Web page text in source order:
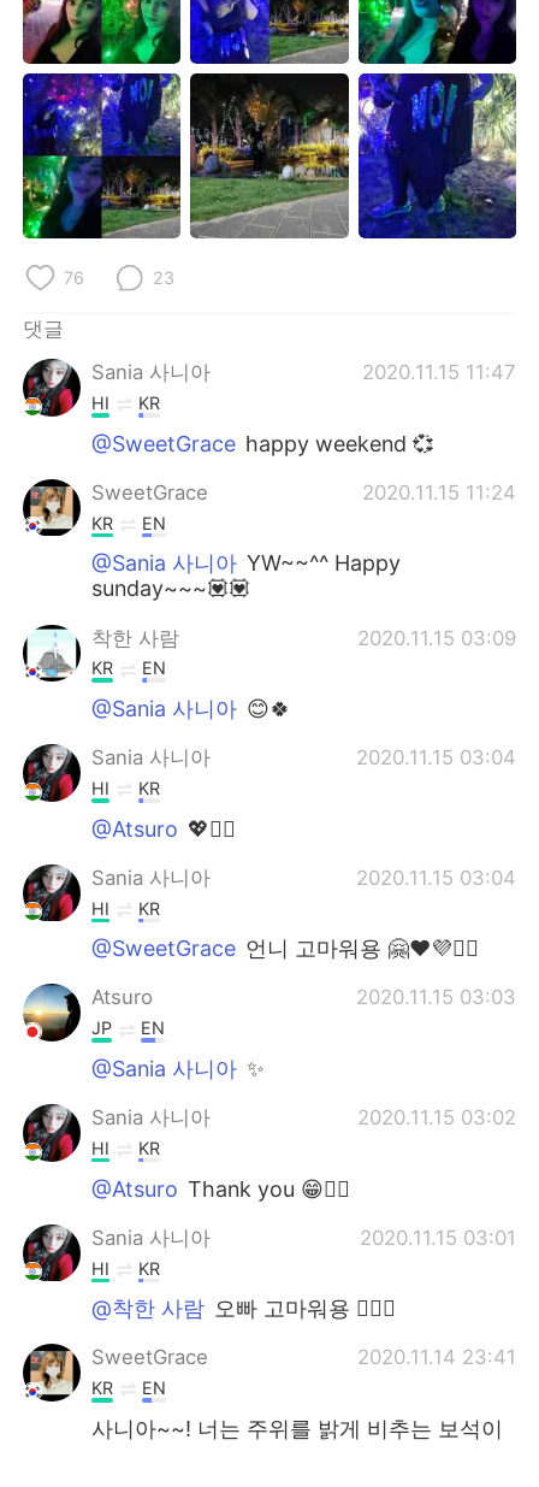
76 23
댓글
Sania 사니아
2020.11.15 11:47
HI KR
@SweetGrace happy weekend 💞
SweetGrace 2020.11.15 11:24
KR EN
@Sania 사니아 YW~~^^ Happy
sunday~~~💟💟
착한 사람 2020.11.15 03:09
KR EN
@Sania 사니아 😊🍀
Sania 사니아 2020.11.15 03:04
HI KR
@Atsuro 💖✌🏻
Sania 사니아 2020.11.15 03:04
HI KR
@SweetGrace 언니 고마워용 🤗❤️💜✌🏻
Atsuro 2020.11.15 03:03
JP EN
@Sania 사니아 ✨
Sania 사니아 2020.11.15 03:02
HI KR
@Atsuro Thank you 😁✌🏻
Sania 사니아 2020.11.15 03:01
HI KR
@착한 사람 오빠 고마워용 ✌🏻🍁
SweetGrace 2020.11.14 23:41
KR EN
사니아~~! 너는 주위를 밝게 비추는 보석이